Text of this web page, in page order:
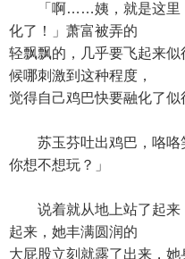
「啊……姨，就是这里，
化了！」萧富被弄的
轻飘飘的，几乎要飞起来
候哪刺激到这种程度，
觉得自己鸡巴快要融化了似
苏玉芬吐出鸡巴，咯咯
你想不想玩？」
说着就从地上站了起来
起来，她丰满圆润的
大屁股立刻就露了出来，